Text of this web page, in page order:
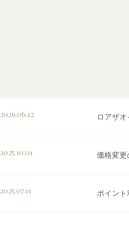
2026.06.12 ロアザ
2025.10.01 価格変更
2025.07.11 ポイン